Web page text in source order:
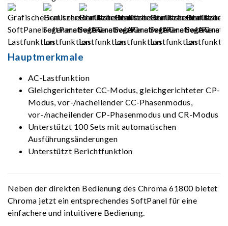
Hauptmerkmale
AC-Lastfunktion
Gleichgerichteter CC-Modus, gleichgerichteter CP-
Modus, vor-/nacheilender CC-Phasenmodus,
vor-/nacheilender CP-Phasenmodus und CR-Modus
Unterstützt 100 Sets mit automatischen
Ausführungsänderungen
Unterstützt Berichtfunktion
Neben der direkten Bedienung des Chroma 61800 bietet
Chroma jetzt ein entsprechendes SoftPanel für eine
einfachere und intuitivere Bedienung.